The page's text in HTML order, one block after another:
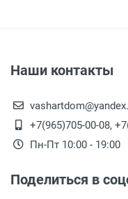
Доставка по
Акция:
менее 3000
Акция:
Наши контакты
+7(965)705-00-08,
Пн-Пт 10:00 - 19:00
Поделиться в